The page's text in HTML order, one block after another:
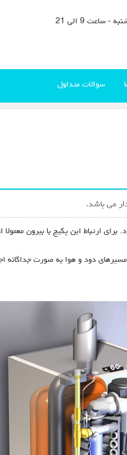
ساعت 9 الی 21
سوالات متداول
می باشد.
ارتباط این پکیج با بیرون
در طول بیش از 4 متر مجازنبوده و در این شرایط باید